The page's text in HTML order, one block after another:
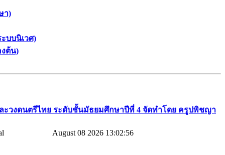
า)
บบนิเวศ)
งต้น)
ะวงดนตรีไทย​ ระดับชั้นมัธยมศึกษาปีที่​ 4​ จัดทำโดย​ ครูปพิชญา​
August 08 2026 13:02:56